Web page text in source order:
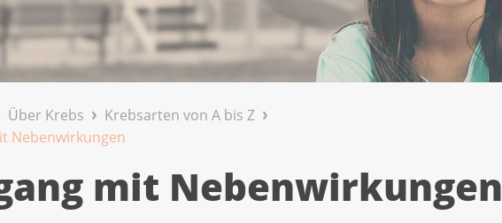
Über Krebs
Krebsarten von A bis Z
Nebenwirkungen
mit Nebenwirkungen